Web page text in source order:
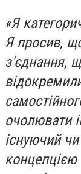
«Я
Я просив,
з'єднання,
очолювати
існуючий
концепцією